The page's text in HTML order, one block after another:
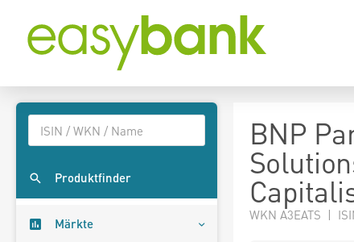
Produktfinder
Märkte
BNP
WKN A3EATS |